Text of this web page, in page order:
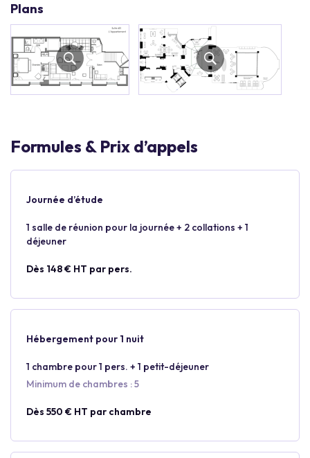
Plans
Formules & Prix d’appels
Journée d’étude
1 salle de réunion pour la journée + 2 collations + 1
déjeuner
Dès 148 € HT par pers.
Hébergement pour 1 nuit
1 chambre pour 1 pers. + 1 petit-déjeuner
Minimum de chambres : 5
Dès 550 € HT par chambre